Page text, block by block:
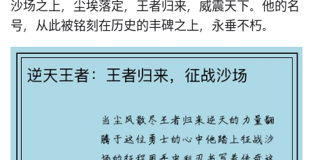
沙场之上，尘埃落定，王者归来，威震天下。他的名
号，从此被铭刻在历史的丰碑之上，永垂不朽。